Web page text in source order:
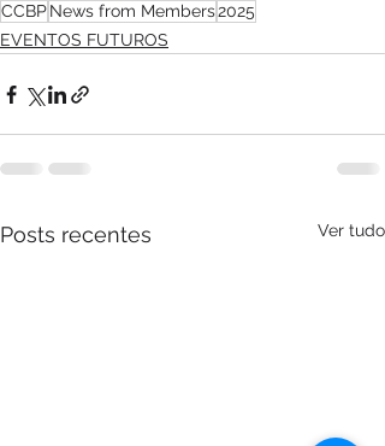
CCBPNews from Members2025
EVENTOS FUTUROS
Posts recentes Ver tudo